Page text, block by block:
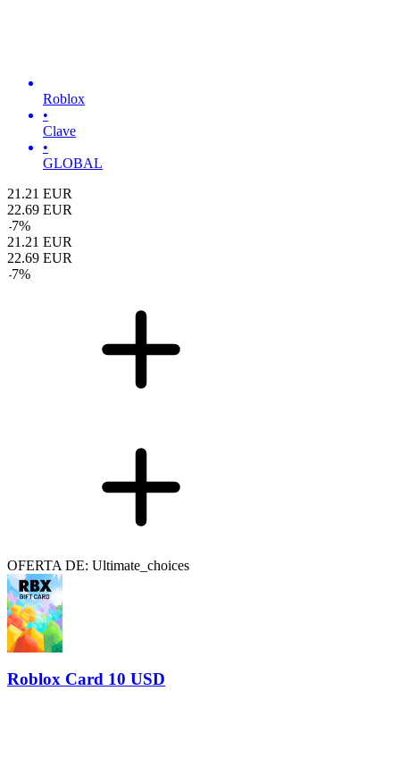
Roblox
•
Clave
•
GLOBAL
21.21 EUR
22.69 EUR
-7%
21.21 EUR
22.69 EUR
-7%
OFERTA DE: Ultimate_choices
Roblox Card 10 USD